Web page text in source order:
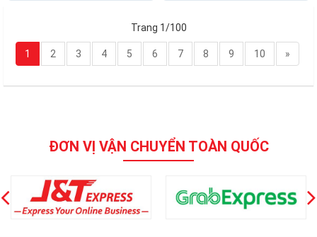
)
Trang 1/100
1 2 3 4 5 6 7 8 9 10 »
ĐƠN VỊ VẬN CHUYỂN TOÀN QUỐC